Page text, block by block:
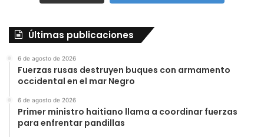
Últimas publicaciones
6 de agosto de 2026
Fuerzas rusas destruyen buques con armamento
occidental en el mar Negro
6 de agosto de 2026
Primer ministro haitiano llama a coordinar fuerzas
para enfrentar pandillas